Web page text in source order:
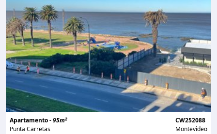
Apartamento -95m2
Punta Carretas
CW252088
Montevideo